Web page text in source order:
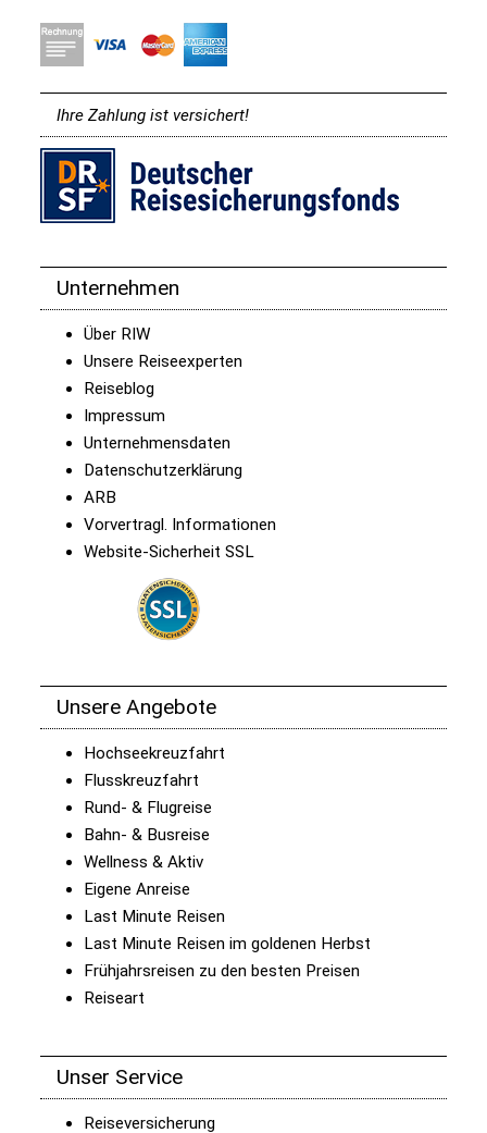
Ihre Zahlung ist versichert!
Unternehmen
Über RIW
Unsere Reiseexperten
Reiseblog
Impressum
Unternehmensdaten
Datenschutzerklärung
ARB
Vorvertragl. Informationen
Website-Sicherheit SSL
Unsere Angebote
Hochseekreuzfahrt
Flusskreuzfahrt
Rund- & Flugreise
Bahn- & Busreise
Wellness & Aktiv
Eigene Anreise
Last Minute Reisen
Last Minute Reisen im goldenen Herbst
Frühjahrsreisen zu den besten Preisen
Reiseart
Unser Service
Reiseversicherung